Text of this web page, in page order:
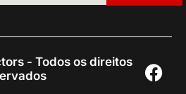
- Todos os direitos